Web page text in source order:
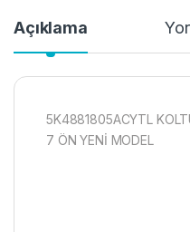
Açıklama
5K4881805ACYTL
7 ÖN YENİ MODEL